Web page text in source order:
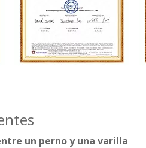
un perno y una varilla